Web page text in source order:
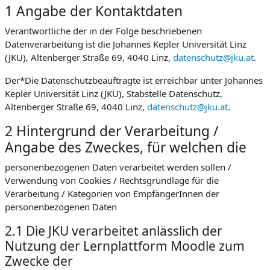
1 Angabe der Kontaktdaten
Verantwortliche der in der Folge beschriebenen
Datenverarbeitung ist die Johannes Kepler Universität Linz
(JKU), Altenberger Straße 69, 4040 Linz, datenschutz@jku.at.
Der*Die Datenschutzbeauftragte ist erreichbar unter Johannes
Kepler Universität Linz (JKU), Stabstelle Datenschutz,
Altenberger Straße 69, 4040 Linz, datenschutz@jku.at.
2 Hintergrund der Verarbeitung /
Angabe des Zweckes, für welchen die
personenbezogenen Daten verarbeitet werden sollen /
Verwendung von Cookies / Rechtsgrundlage für die
Verarbeitung / Kategorien von EmpfängerInnen der
personenbezogenen Daten
2.1 Die JKU verarbeitet anlässlich der
Nutzung der Lernplattform Moodle zum
Zwecke der